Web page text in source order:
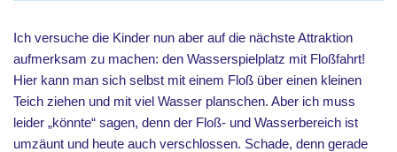
Ich versuche die Kinder nun aber auf die nächste Attraktion
aufmerksam zu machen: den Wasserspielplatz mit Floßfahrt!
Hier kann man sich selbst mit einem Floß über einen kleinen
Teich ziehen und mit viel Wasser planschen. Aber ich muss
leider „könnte“ sagen, denn der Floß- und Wasserbereich ist
umzäunt und heute auch verschlossen. Schade, denn gerade